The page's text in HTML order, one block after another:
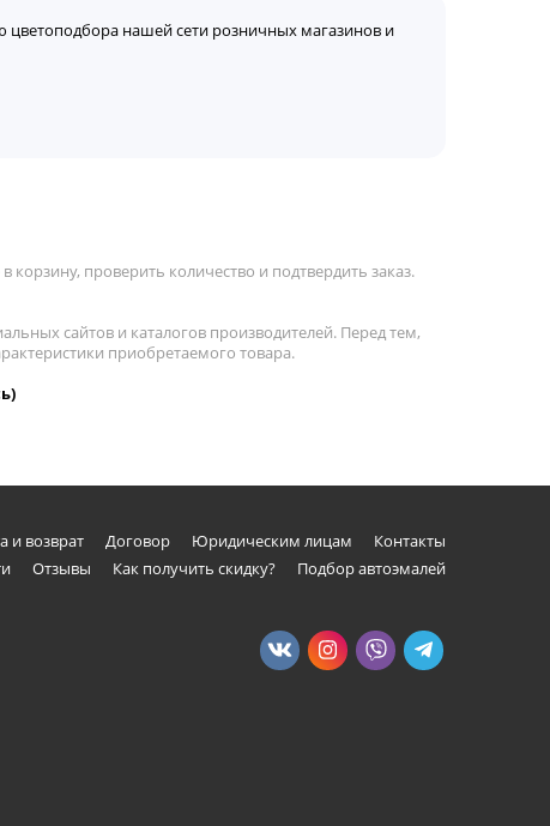
нашей сети розничных магазинов и
проверить количество и подтвердить заказ.
сайтов и каталогов производителей. Перед тем,
приобретаемого товара.
и возврат Договор Юридическим лицам
Контакты
Отзывы Как получить скидку? Подбор автоэмалей